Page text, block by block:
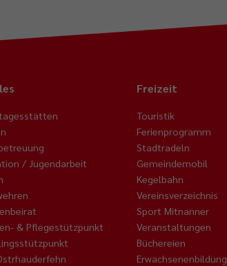
/ Jugendarbeit
& Pflegestützpunkt
Freizeit
Touristik
Ferienprogramm
Stadtradeln
Gemeindemobil
Kegelbahn
Vereinsverzeichnis
Sport Mitnanner
Veranstaltungen
Büchereien
Erwachsenenbildung